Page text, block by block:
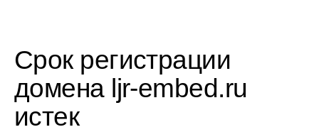
Срок регистрации
домена ljr-embed.ru
истек